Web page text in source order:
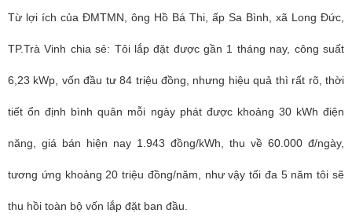
Từ lợi ích của ĐMTMN, ông Hồ Bá Thi, ấp Sa Bình, xã Long Đức,
TP.Trà Vinh chia sẻ: Tôi lắp đặt được gần 1 tháng nay, công suất
6,23 kWp, vốn đầu tư 84 triệu đồng, nhưng hiệu quả thì rất rõ, thời
tiết ổn định bình quân mỗi ngày phát được khoảng 30 kWh điện
năng, giá bán hiện nay 1.943 đồng/kWh, thu về 60.000 đ/ngày,
tương ứng khoảng 20 triệu đồng/năm, như vậy tối đa 5 năm tôi sẽ
thu hồi toàn bộ vốn lắp đặt ban đầu.